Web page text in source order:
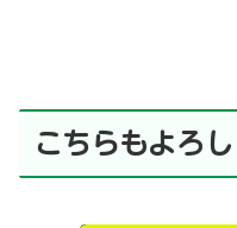
こちらもよろ